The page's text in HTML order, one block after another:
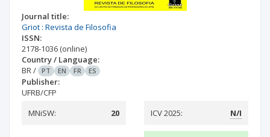
Journal title:
Griot : Revista de Filosofia
ISSN:
2178-1036 (online)
Country / Language:
BR/ PT EN FR ES
Publisher:
UFRB/CFP
MNiSW:
20 ICV 2025: N/I